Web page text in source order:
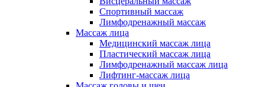
Спортивный массаж
Лимфодренажный массаж
Массаж лица
Медицинский массаж лица
Пластический массаж лица
Лимфодренажный массаж лица
Лифтинг-массаж лица